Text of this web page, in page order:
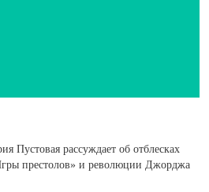
Пустовая рассуждает об отблесках
престолов» и революции Джорджа